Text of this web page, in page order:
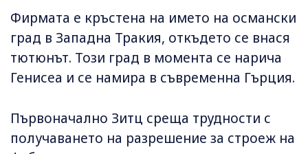
Фирмата е кръстена на името на османски
град в Западна Тракия, откъдето се внася
тютюнът. Този град в момента се нарича
Генисеа и се намира в съвременна Гърция.
Първоначално Зитц среща трудности с
получаването на разрешение за строеж на